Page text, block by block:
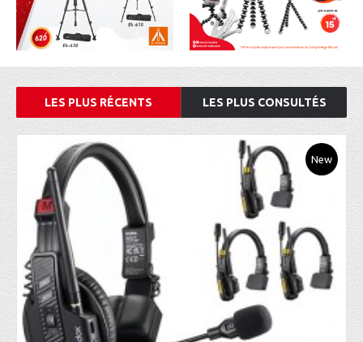
LES PLUS RÉCENTS LES PLUS CONSULTÉS
New